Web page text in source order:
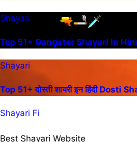
Shayari
Top 51+ Gangster Shayari In Hindi
Shayari
Top 51+ दोस्ती शायरी इन हिंदी Dosti
Shayari Fi
Best Shayari Website